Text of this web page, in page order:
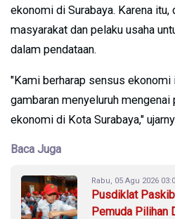
ekonomi di Surabaya. Karena itu,
masyarakat dan pelaku usaha
dalam pendataan.
"Kami berharap sensus
gambaran menyeluruh mengenai
ekonomi di Kota Surabaya,"
Baca Juga
Rabu, 05 Agu 2026
Pusdiklat
Pemuda Pilihan